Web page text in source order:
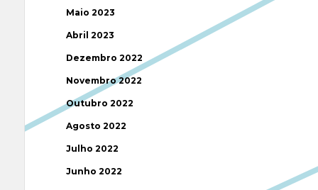
Maio 2023
Abril 2023
Dezembro 2022
Novembro 2022
Outubro 2022
Agosto 2022
Julho 2022
Junho 2022